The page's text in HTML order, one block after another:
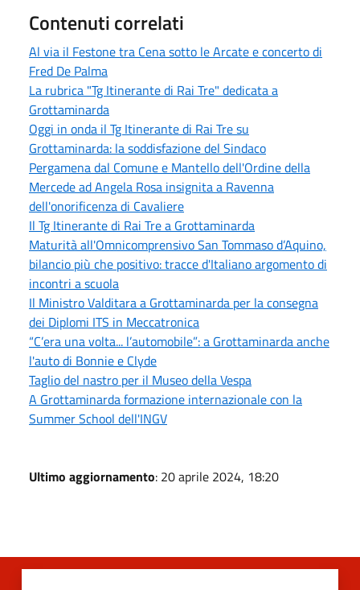
Contenuti correlati
Al via il Festone tra Cena sotto le Arcate e concerto di
Fred De Palma
La rubrica "Tg Itinerante di Rai Tre" dedicata a
Grottaminarda
Oggi in onda il Tg Itinerante di Rai Tre su
Grottaminarda: la soddisfazione del Sindaco
Pergamena dal Comune e Mantello dell'Ordine della
Mercede ad Angela Rosa insignita a Ravenna
dell'onorificenza di Cavaliere
Il Tg Itinerante di Rai Tre a Grottaminarda
Maturità all'Omnicomprensivo San Tommaso d’Aquino,
bilancio più che positivo: tracce d'Italiano argomento di
incontri a scuola
Il Ministro Valditara a Grottaminarda per la consegna
dei Diplomi ITS in Meccatronica
“C’era una volta... l’automobile”: a Grottaminarda anche
l'auto di Bonnie e Clyde
Taglio del nastro per il Museo della Vespa
A Grottaminarda formazione internazionale con la
Summer School dell'INGV
Ultimo aggiornamento: 20 aprile 2024, 18:20